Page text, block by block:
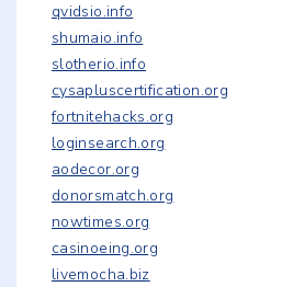
qvidsio.info
shumaio.info
slotherio.info
cysapluscertification.org
fortnitehacks.org
loginsearch.org
aodecor.org
donorsmatch.org
nowtimes.org
casinoeing.org
livemocha.biz